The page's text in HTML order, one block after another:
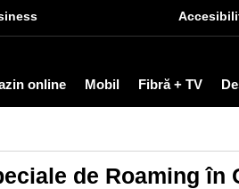
online Mobil Fibră + TV
de Roaming în